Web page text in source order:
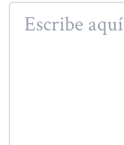
Escribe
aquí...